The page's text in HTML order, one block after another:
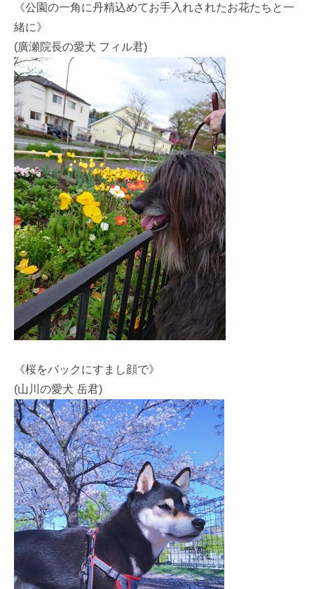
《公園の一角に丹精込めてお手入れされたお花たちと一
緒に》
(廣瀬院長の愛犬 フィル君)
《桜をバックにすまし顔で》
(山川の愛犬 岳君)